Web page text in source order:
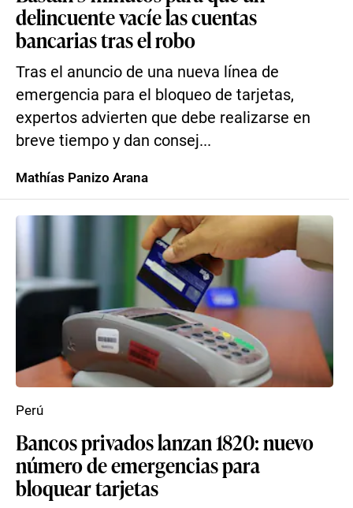
delincuente vacíe las cuentas
bancarias tras el robo
Tras el anuncio de una nueva línea de
emergencia para el bloqueo de tarjetas,
expertos advierten que debe realizarse en
breve tiempo y dan consej...
Mathías Panizo Arana
Bancos privados lanzan 1820: nuevo
número de emergencias para
bloquear tarjetas
Perú